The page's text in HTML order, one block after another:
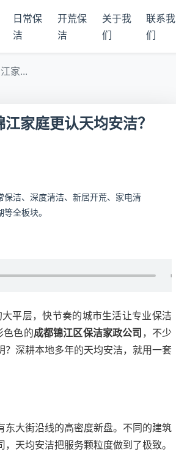
日常保
洁
开荒保
洁
关于我
们
联系我
们
家...
家庭更认天均安洁？
洁、深度清洁、新居开荒、家电清
全板块。
平层，快节奏的城市生活让专业保洁
色色的成都锦江区保洁家政公司 ，不少
深耕本地多年的天均安洁，就用一套
大街沿线的高密度新盘。不同的建筑
天均安洁把服务颗粒度做到了极致。